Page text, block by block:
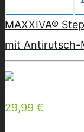
MAXXIVA®
mit Antirutsch-
29,99 €